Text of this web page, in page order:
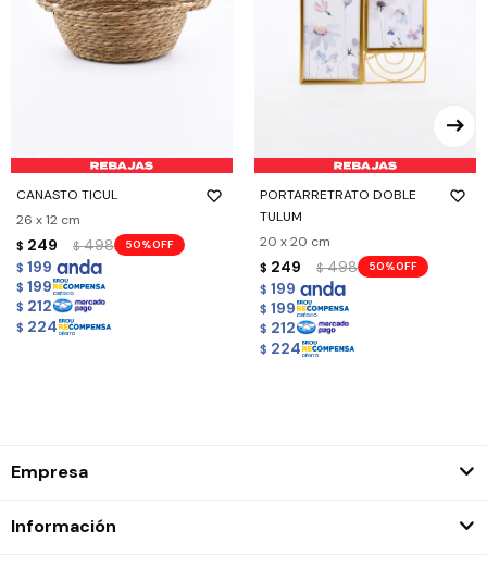
CANASTO TICUL
26 x 12 cm
$ 249 $ 498 50
$ 199
$ 199
$ 212
$ 224
PORTARRETRATO DOBLE
TULUM
20 x 20 cm
$ 249 $ 498 50
$ 199
$ 199
$ 212
$ 224
Empresa
Información